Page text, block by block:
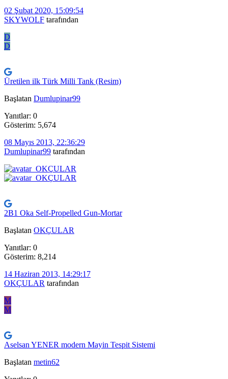
02 Şubat 2020, 15:09:54
SKYWOLF tarafından
D
D
Üretilen ilk Türk Milli Tank (Resim)
Başlatan Dumlupinar99
Yanıtlar: 0
Gösterim: 5,674
08 Mayıs 2013, 22:36:29
Dumlupinar99 tarafından
2B1 Oka Self-Propelled Gun-Mortar
Başlatan OKÇULAR
Yanıtlar: 0
Gösterim: 8,214
14 Haziran 2013, 14:29:17
OKÇULAR tarafından
M
M
Aselsan YENER modern Mayin Tespit Sistemi
Başlatan metin62